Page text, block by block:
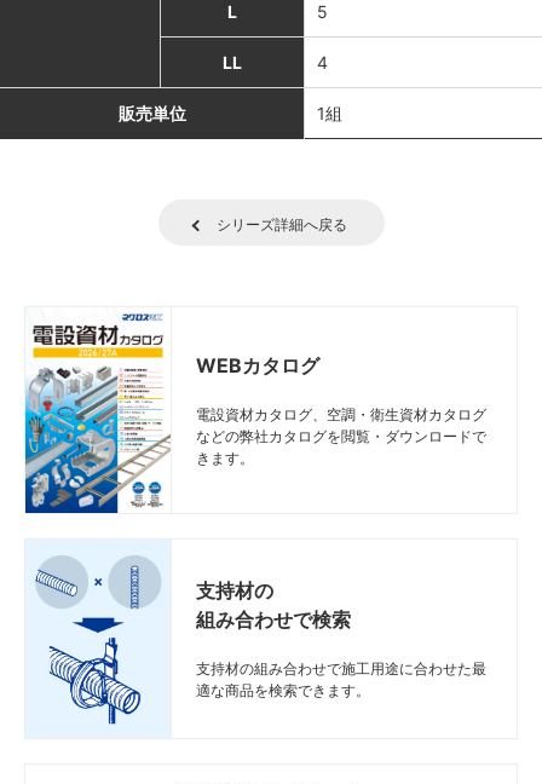
L 5
LL 4
販売単位 1組
シリーズ詳細へ戻る
WEBカタログ
電設資材カタログ、空調・衛生資材カタログ
などの弊社カタログを閲覧・ダウンロードで
きます。
支持材の
組み合わせで検索
支持材の組み合わせで施工用途に合わせた最
適な商品を検索できます。